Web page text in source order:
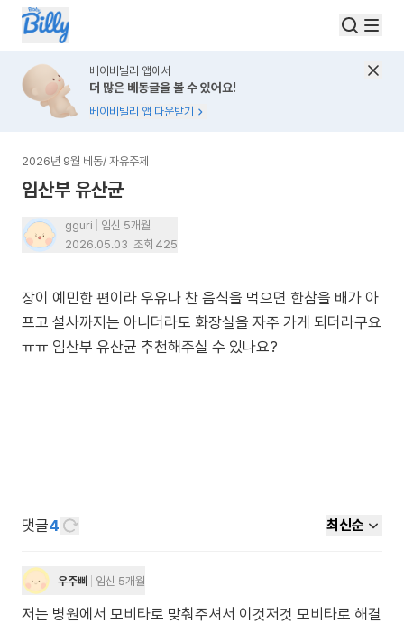
베이비빌리 앱에서
더 많은 베동글을 볼 수 있어요!
베이비빌리 앱 다운받기
2026년 9월 베동/ 자유주제
임산부 유산균
gguri
임신 5개월
2026.05.03 조회 425
장이 예민한 편이라 우유나 찬 음식을 먹으면 한참을 배가 아
프고 설사까지는 아니더라도 화장실을 자주 가게 되더라구요
ㅠㅠ 임산부 유산균 추천해주실 수 있나요?
댓글4 최신순
우주삐 임신 5개월
저는 병원에서 모비타로 맞춰주셔서 이것저것 모비타로 해결